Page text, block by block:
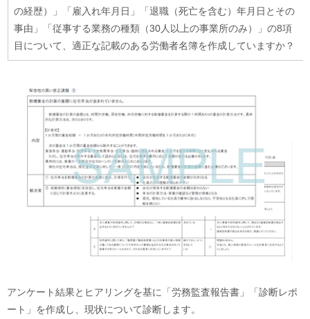
の経歴）」「雇入れ年月日」「退職（死亡を含む）年月日とその
事由」「従事する業務の種類（30人以上の事業所のみ）」の8項
目について、適正な記載のある労働者名簿を作成していますか？
アンケート結果とヒアリングを基に「労務監査報告書」「診断レポ
ート」を作成し、現状について診断します。